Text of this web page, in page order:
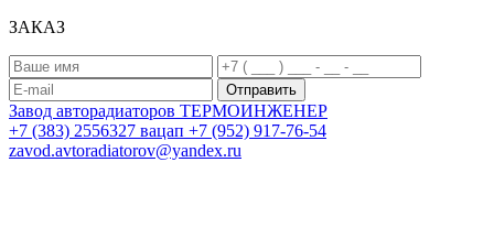
ЗАКАЗ
Завод авторадиаторов ТЕРМОИНЖЕНЕР
+7 (383) 2556327 вацап +7 (952) 917-76-54
zavod.avtoradiatorov@yandex.ru